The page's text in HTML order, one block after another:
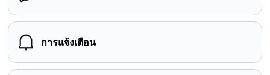
การแจ้งเตือน